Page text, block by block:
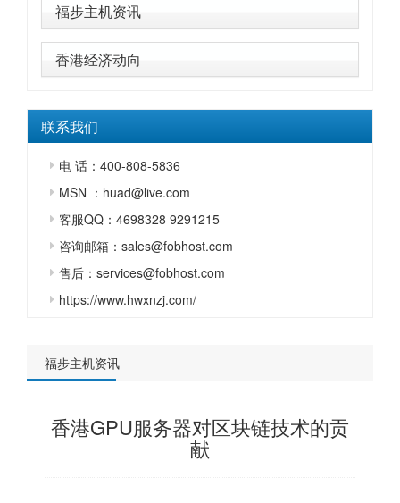
福步主机资讯
香港经济动向
联系我们
电 话：400-808-5836
MSN ：huad@live.com
客服QQ：4698328 9291215
咨询邮箱：sales@fobhost.com
售后：services@fobhost.com
https://www.hwxnzj.com/
福步主机资讯
香港GPU服务器对区块链技术的贡
献